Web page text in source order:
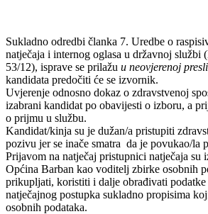
Sukladno odredbi članka 7. Uredbe o
natječaja i internog oglasa u državnoj službi
53/12), isprave se prilažu u neovjerenoj
kandidata predočiti će se izvornik.
Uvjerenje odnosno dokaz o zdravstvenoj
izabrani kandidat po obavijesti o izboru, a
o prijmu u službu.
Kandidat/kinja su je dužan/a pristupiti
pozivu jer se inače smatra da je povukao/la
Prijavom na natječaj pristupnici natječaja su
Općina Barban kao voditelj zbirke osobnih
prikupljati, koristiti i dalje obrađivati podatke
natječajnog postupka sukladno propisima
osobnih podataka.